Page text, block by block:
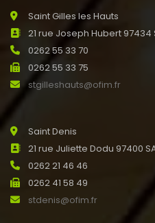
Saint Gilles les Hauts
21 rue Joseph Hubert 97434
0262 55 33 70
0262 55 33 75
stgilleshauts@ofim.fr
Saint Denis
21 rue Juliette Dodu 97400
0262 21 46 46
0262 41 58 49
stdenis@ofim.fr